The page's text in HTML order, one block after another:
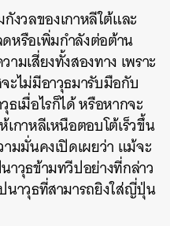
งวลของเกาหลีใต้และ
หรือเพิ่มกำลังต่อต้าน
มเสี่ยงทั้งสองทาง เพราะ
ะไม่มีอาวุธมารับมือกับ
เมื่อไรก็ได้ หรือหากจะ
เกาหลีเหนือตอบโต้เร็วขึ้น
มมั่นคงเปิดเผยว่า แม้จะ
าวุธข้ามทวีปอย่างที่กล่าว
นาวุธที่สามารถยิงใส่ญี่ปุ่น